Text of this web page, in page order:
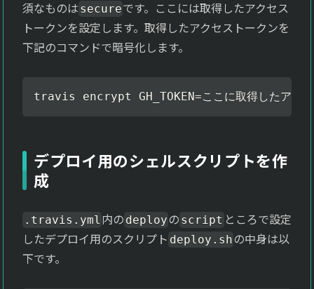
須なものは secureです。ここには取得したアクセス
トークンを設定します。取得したアクセストークンを
下記のコマンドで暗号化します。
travis encrypt GH_TOKEN=ここに取得したアクセ
デプロイ用のシェルスクリプトを作
成
.travis.yml 内の deploy の script ところで設定
したデプロイ用のスクリプト deploy.sh の中身は以
下です。